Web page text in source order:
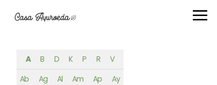
lateral
primaria
página
A B D K P R
V
Ab
Ag Al Am Ap Ay